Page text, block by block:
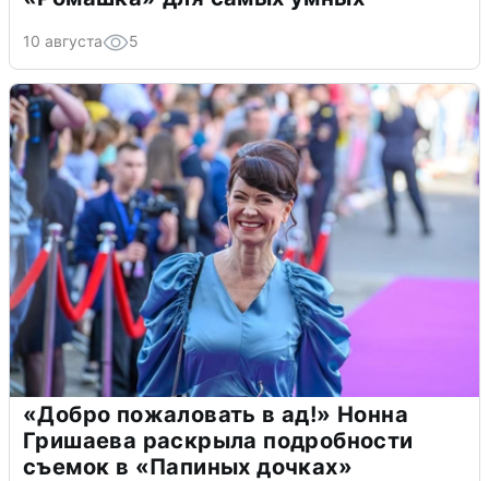
10 августа 5
«Добро пожаловать в ад!» Нонна
Гришаева раскрыла подробности
съемок в «Папиных дочках»